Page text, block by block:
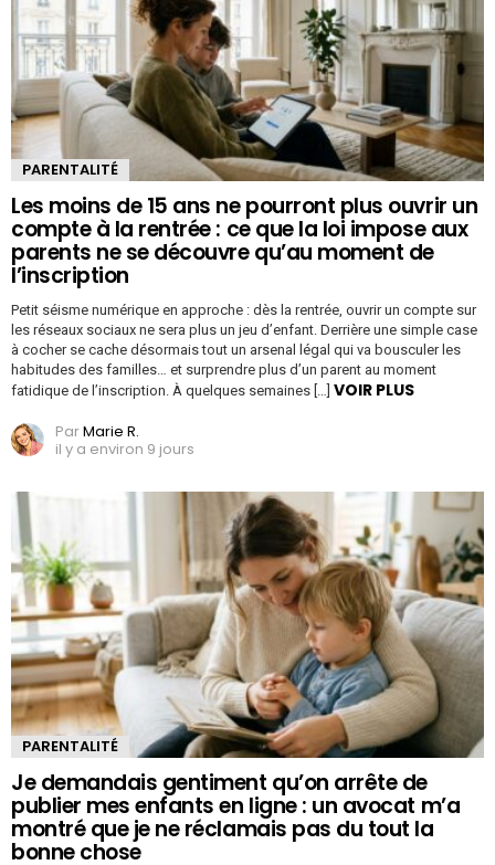
PARENTALITÉ
Les moins de 15 ans ne pourront plus ouvrir un
compte à la rentrée : ce que la loi impose aux
parents ne se découvre qu’au moment de
l’inscription
Petit séisme numérique en approche : dès la rentrée, ouvrir un compte sur
les réseaux sociaux ne sera plus un jeu d’enfant. Derrière une simple case
à cocher se cache désormais tout un arsenal légal qui va bousculer les
habitudes des familles… et surprendre plus d’un parent au moment
fatidique de l’inscription. À quelques semaines […] VOIR PLUS
ParMarie R.
il y a environ 9 jours
PARENTALITÉ
Je demandais gentiment qu’on arrête de
publier mes enfants en ligne : un avocat m’a
montré que je ne réclamais pas du tout la
bonne chose